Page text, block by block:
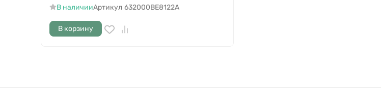
В наличииАртикул 632000BE8122A
В корзину